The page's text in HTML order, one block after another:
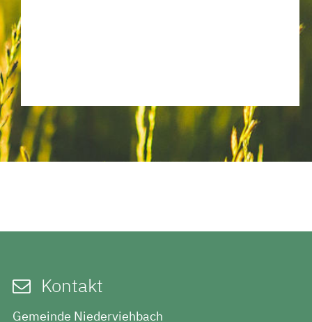
Kontakt
Gemeinde Niederviehbach